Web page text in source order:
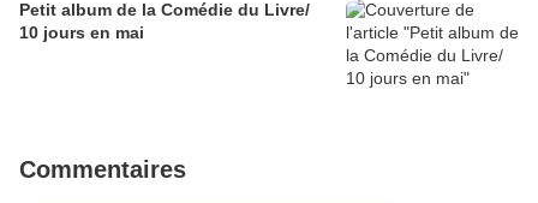
Petit album de la Comédie du Livre/
10 jours en mai
Commentaires